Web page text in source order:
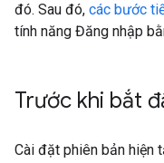
đó. Sau đó, các bước
tính năng Đăng nhập
Trước khi bắt
Cài đặt phiên bản hiện